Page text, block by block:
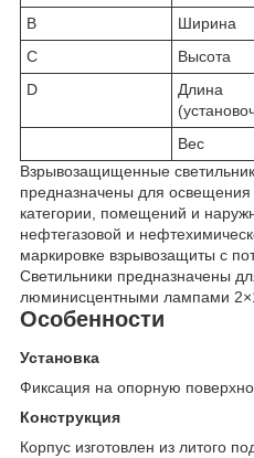
B
Ширина
C
Высота
D
Длина
Вес
Взрывозащищенные
предназначены для освещения
категории, помещений и
нефтегазовой и
маркировке взрывозащиты с
Светильники предназначены
люминисцентными лампами
Особенности
Установка
Фиксация на опорную
Конструкция
Корпус изготовлен из литого